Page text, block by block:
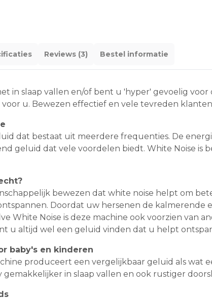
Reviews (3) Bestel informatie
in slaap vallen en/of bent u 'hyper' gevoelig
voor u. Bewezen effectief en vele tevreden
dat bestaat uit meerdere frequenties. De
geluid dat vele voordelen biedt. White Noise
bewezen dat white noise helpt om
Doordat uw hersenen de
White Noise is deze machine ook voorzien van
u altijd wel een geluid vinden dat u helpt
baby's en kinderen
produceert een vergelijkbaar geluid als wat
gemakkelijker in slaap vallen en ook rustiger